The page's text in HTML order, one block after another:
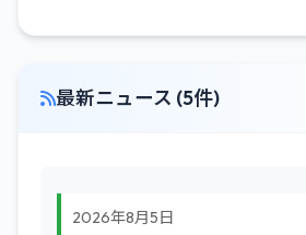
最新ニュース (5件)
2026年8月5日